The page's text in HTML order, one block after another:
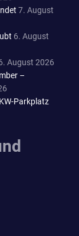
7. August
6. August
August 2026
–
Parkplatz